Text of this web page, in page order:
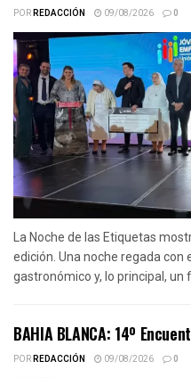
PORREDACCIÓN 09/08/2026 0
La Noche de las Etiquetas
edición. Una noche regada con
gastronómico y, lo principal, un
BAHIA BLANCA: 14º
PORREDACCIÓN 09/08/2026 0